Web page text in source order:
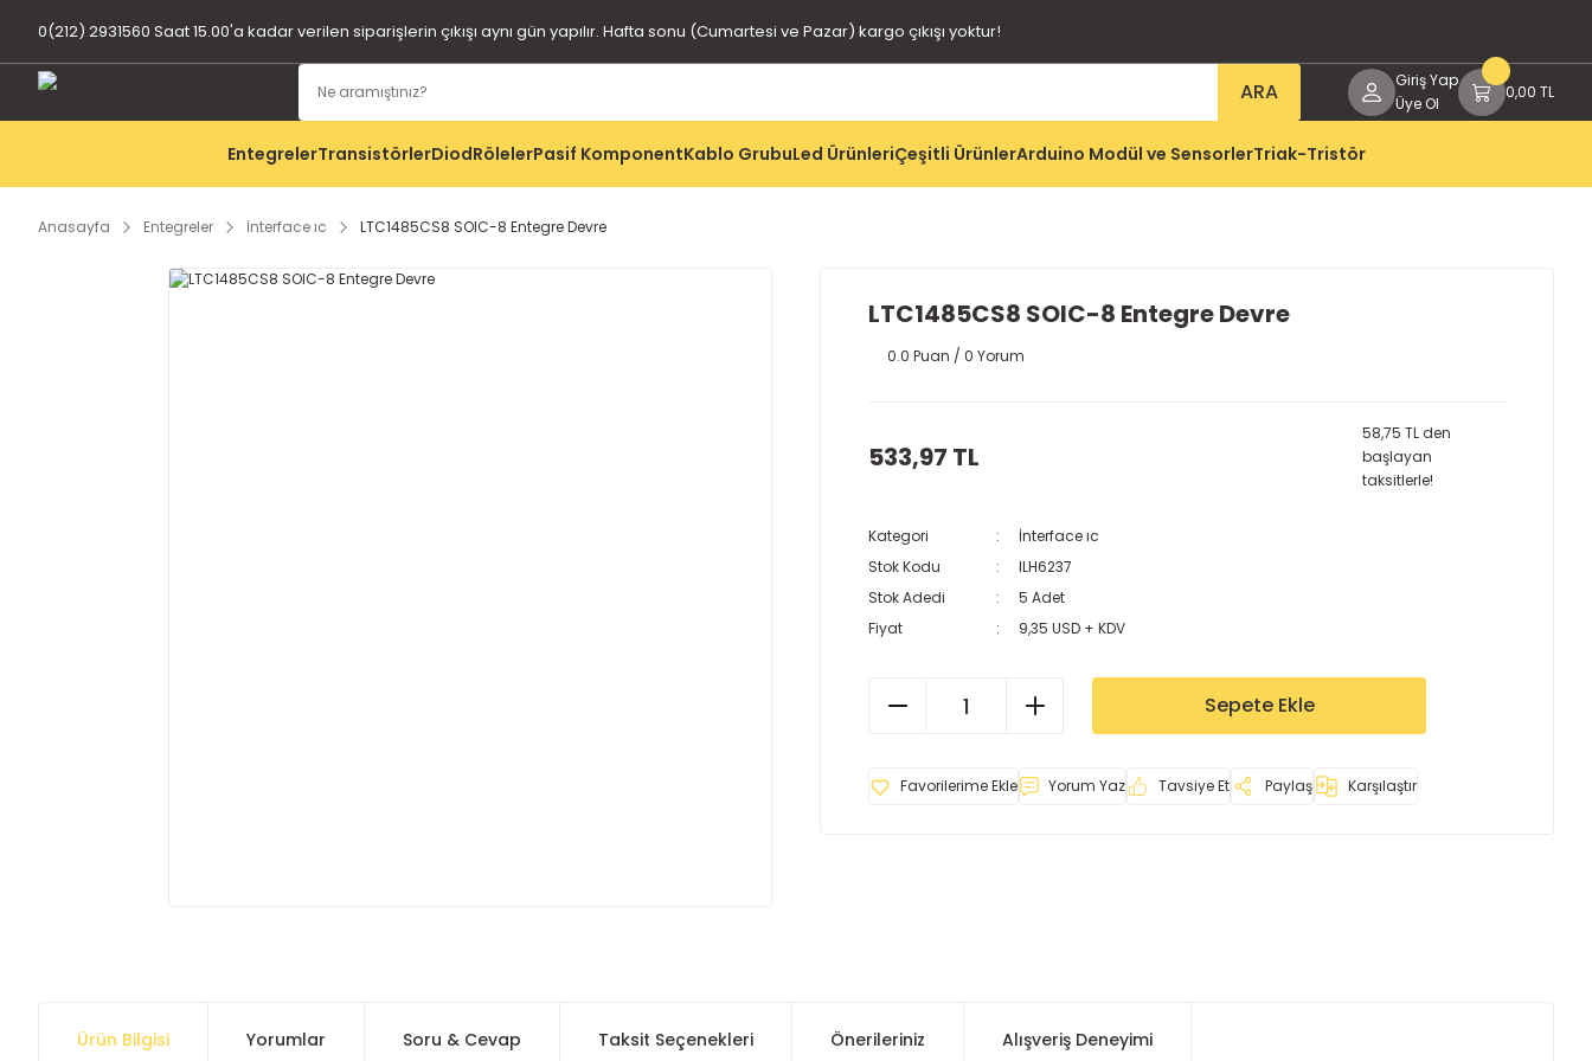
0(212) 2931560 Saat 15.00'a kadar verilen siparişlerin çıkışı aynı gün yapılır. Hafta sonu (Cumartesi ve Pazar) kargo çıkışı yoktur!
ARA
Giriş Yap
Üye Ol
0,00 TL
EntegrelerTransistörlerDiodRölelerPasif KomponentKablo GrubuLed ÜrünleriÇeşitli ÜrünlerArduino Modül ve SensorlerTriak-Tristör
Anasayfa Entegreler İnterface ıc LTC1485CS8 SOIC-8 Entegre Devre
LTC1485CS8 SOIC-8 Entegre Devre
0.0 Puan / 0 Yorum
533,97 TL
58,75 TL den
başlayan
taksitlerle!
Kategori
İnterface ıc
Stok Kodu
ILH6237
Stok Adedi
5 Adet
Fiyat
9,35 USD + KDV
Sepete Ekle
Yorum Yaz Tavsiye Et Paylaş Karşılaştır
Ürün Bilgisi Yorumlar Soru & Cevap Taksit Seçenekleri Önerileriniz Alışveriş Deneyimi